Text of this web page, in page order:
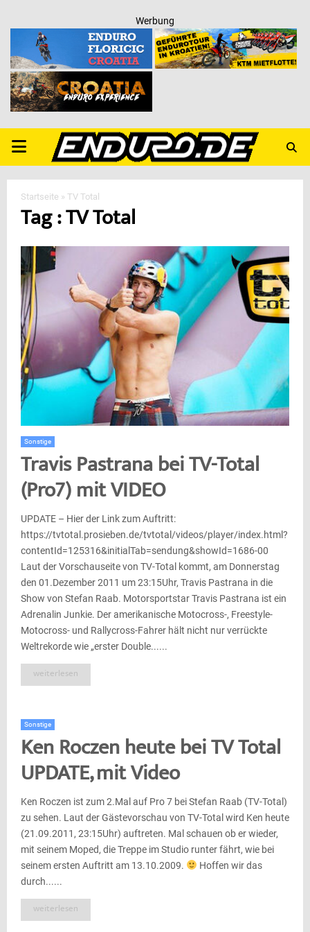
Werbung
PRIMARY
MENU
Startseite » TV Total
Tag : TV Total
Sonstige
Travis Pastrana bei TV-Total
(Pro7) mit VIDEO
UPDATE – Hier der Link zum Auftritt:
https://tvtotal.prosieben.de/tvtotal/videos/player/index.html?
contentId=125316&initialTab=sendung&showId=1686-00
Laut der Vorschauseite von TV-Total kommt, am Donnerstag
den 01.Dezember 2011 um 23:15Uhr, Travis Pastrana in die
Show von Stefan Raab. Motorsportstar Travis Pastrana ist ein
Adrenalin Junkie. Der amerikanische Motocross-, Freestyle-
Motocross- und Rallycross-Fahrer hält nicht nur verrückte
Weltrekorde wie „erster Double......
weiterlesen
Sonstige
Ken Roczen heute bei TV Total
UPDATE, mit Video
Ken Roczen ist zum 2.Mal auf Pro 7 bei Stefan Raab (TV-Total)
zu sehen. Laut der Gästevorschau von TV-Total wird Ken heute
(21.09.2011, 23:15Uhr) auftreten. Mal schauen ob er wieder,
mit seinem Moped, die Treppe im Studio runter fährt, wie bei
seinem ersten Auftritt am 13.10.2009.
Hoffen wir das
durch......
weiterlesen